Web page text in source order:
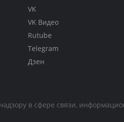
VK
VK Видео
Rutube
Telegram
Дзен
в сфере связи,